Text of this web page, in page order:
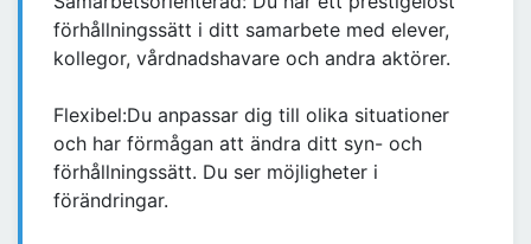
förhållningssätt i ditt samarbete med elever,
kollegor, vårdnadshavare och andra aktörer.
Flexibel:Du anpassar dig till olika situationer
och har förmågan att ändra ditt syn- och
förhållningssätt. Du ser möjligheter i
förändringar.